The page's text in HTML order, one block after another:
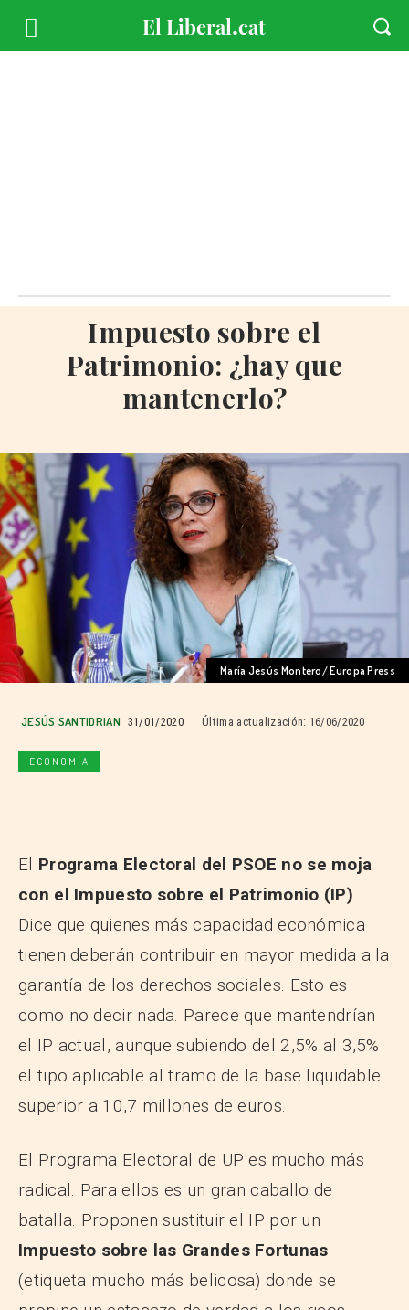
Impuesto sobre el
Patrimonio: ¿hay que
mantenerlo?
María Jesús Montero/ Europa Press
JESÚS SANTIDRIAN 31/01/2020 Última actualización: 16/06/2020
ECONOMÍA
El Programa Electoral del PSOE no se moja
con el Impuesto sobre el Patrimonio (IP).
Dice que quienes más capacidad económica
tienen deberán contribuir en mayor medida a la
garantía de los derechos sociales. Esto es
como no decir nada. Parece que mantendrían
el IP actual, aunque subiendo del 2,5% al 3,5%
el tipo aplicable al tramo de la base liquidable
superior a 10,7 millones de euros.
El Programa Electoral de UP es mucho más
radical. Para ellos es un gran caballo de
batalla. Proponen sustituir el IP por un
Impuesto sobre las Grandes Fortunas
(etiqueta mucho más belicosa) donde se